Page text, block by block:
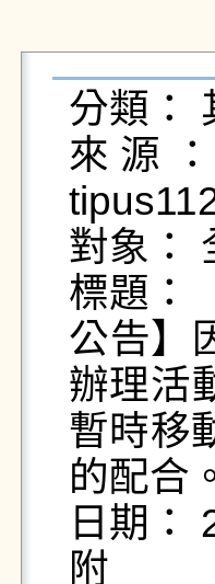
分類：
來源
對象：
標題：
公告】
辦理活
暫時移
的配合。
日期：